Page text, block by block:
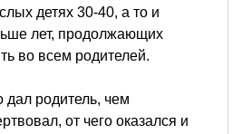
детях 30-40, а то и
лет, продолжающих
во всем родителей.
дал родитель, чем
от чего оказался и